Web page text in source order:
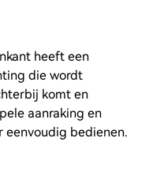
heeft een
die wordt
komt en
aanraking en
eenvoudig bedienen.